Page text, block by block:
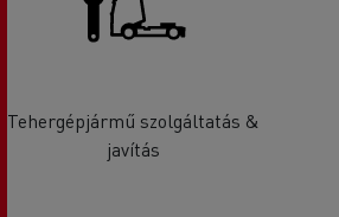
Tehergépjármű szolgáltatás &
javítás